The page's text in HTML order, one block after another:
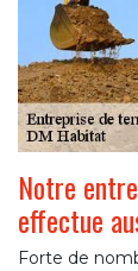
Notre
effectue
Forte de